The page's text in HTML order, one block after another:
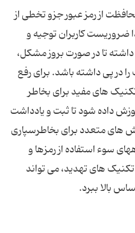
از رمز عبور جزو تخطی از
کاربران توجیه و
تا در صورت بروز مشکل،
در پی داشته باشد. برای رفع
های مفید برای بخاطر
داده شود تا ثبت و یادداشت
های متعدد برای بخاطرسپاری
سوء استفاده از رمزها و
های تهدید، می تواند